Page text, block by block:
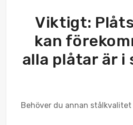
Viktigt:
kan
alla plåtar är
Behöver du annan